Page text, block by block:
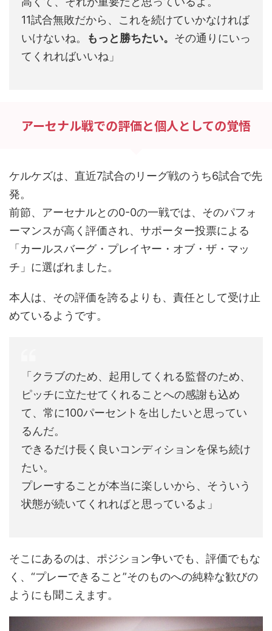
11試合無敗だから、これを続けていかなければ
いけないね。
もっと勝ちたい。 その通りにいっ
てくれればいいね」
アーセナル戦での評価と個人としての覚悟
ケルケズは、直近7試合のリーグ戦のうち6試合で先
発。
前節、アーセナルとの0-0の一戦では、そのパフォ
ーマンスが高く評価され、サポーター投票による
「カールスバーグ・プレイヤー・オブ・ザ・マッ
チ」に選ばれました。
本人は、その評価を誇るよりも、責任として受け止
めているようです。
「クラブのため、起用してくれる監督のため、
ピッチに立たせてくれることへの感謝も込め
て、常に100パーセントを出したいと思ってい
るんだ。
できるだけ長く良いコンディションを保ち続け
たい。
プレーすることが本当に楽しいから、そういう
状態が続いてくれればと思っているよ」
そこにあるのは、ポジション争いでも、評価でもな
く、“プレーできること”そのものへの純粋な歓びの
ようにも聞こえます。